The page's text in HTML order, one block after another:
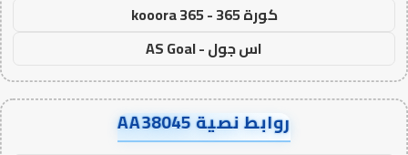
كورة 365 - kooora 365
اس جول - AS Goal
روابط نصية AA38045